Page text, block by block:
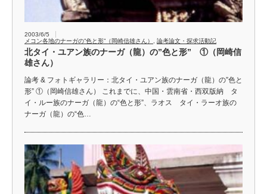
2003/6/5
メコン各地のナーガの”色と形”（岡崎信雄さん）
論考論文・探求活動記
北タイ・ユアン族のナーガ（龍）の”色と形” ①（岡崎信
雄さん）
論考 & フォトギャラリー：北タイ・ユアン族のナーガ（龍）の”色と
形” ①（岡崎信雄さん） これまでに、中国・雲南省・西双版納 タ
イ・ルー族のナーガ（龍）の“色と形”、ラオス タイ・ラーオ族の
ナーガ（龍）の“色…